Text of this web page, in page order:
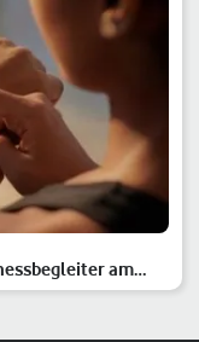
am